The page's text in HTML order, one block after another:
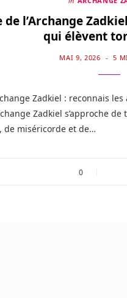
de l’Archange
qui élèvent
MAI 9, 2026 5
Zadkiel : reconnais
Zadkiel s’approche
de miséricorde et de…
0